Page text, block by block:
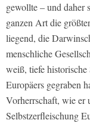
gewollte – und daher
ganzen Art die
liegend, die
menschliche
weiß, tiefe historische
Europäers gegraben
Vorherrschaft, wie er
Selbstzerfleischung